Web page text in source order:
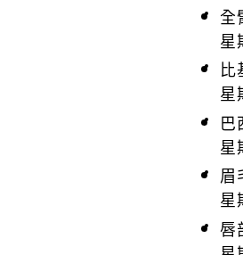
全
星
比
星
巴
星
眉
星
唇